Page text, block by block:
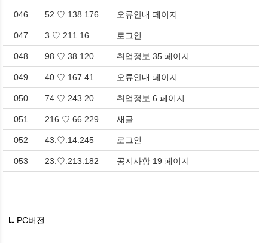
046 52.♡.138.176 오류안내 페이지
047 3.♡.211.16 로그인
048 98.♡.38.120 취업정보 35 페이지
049 40.♡.167.41 오류안내 페이지
050 74.♡.243.20 취업정보 6 페이지
051 216.♡.66.229 새글
052 43.♡.14.245 로그인
053 23.♡.213.182 공지사항 19 페이지
PC버전